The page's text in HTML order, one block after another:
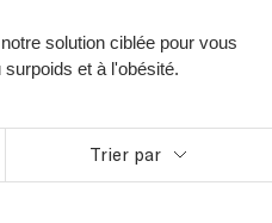
solution ciblée pour vous
et à l'obésité.
Trier par